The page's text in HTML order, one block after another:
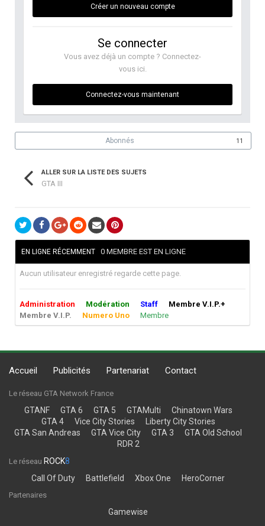
Créer un nouveau compte
Se connecter
Vous avez déjà un compte ? Connectez-
vous ici.
Connectez-vous maintenant
Abonnés 11
ALLER SUR LA LISTE DES SUJETS
GTA III
EN LIGNE RÉCEMMENT 0 MEMBRE EST EN LIGNE
Aucun utilisateur enregistré regarde cette page.
Administration Modération Staff
Membre V.I.P.+
Membre V.I.P.
Numero Uno Membre
Accueil Publicités Partenariat Contact
Le réseau GTA Network France
GTANF GTA 6 GTA 5 GTAMulti
Chinatown Wars
GTA 4
Vice City Stories
Liberty City Stories
GTA San Andreas
GTA Vice City GTA 3
GTA Old School
RDR 2
Le réseau ROCK8
Call Of Duty
Battlefield Xbox One HeroCorner
Partenaires
Gamewise